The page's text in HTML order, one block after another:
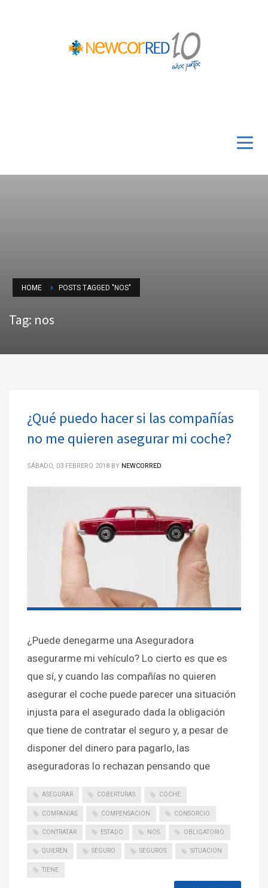
HOME POSTS TAGGED "NOS"
Tag: nos
¿Qué puedo hacer si las compañías
no me quieren asegurar mi coche?
SÁBADO, 03 FEBRERO 2018 BY NEWCORRED
¿Puede denegarme una Aseguradora
asegurarme mi vehículo? Lo cierto es que es
que sí, y cuando las compañías no quieren
asegurar el coche puede parecer una situación
injusta para el asegurado dada la obligación
que tiene de contratar el seguro y, a pesar de
disponer del dinero para pagarlo, las
aseguradoras lo rechazan pensando que
ASEGURAR COBERTURAS COCHE
COMPANIAS COMPENSACION CONSORCIO
CONTRATAR ESTADO NOS OBLIGATORIO
QUIEREN SEGURO SEGUROS SITUACION
TIENE